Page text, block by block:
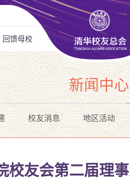
回馈母校
新闻中心
校友消息 地区活动
校友会第二届理